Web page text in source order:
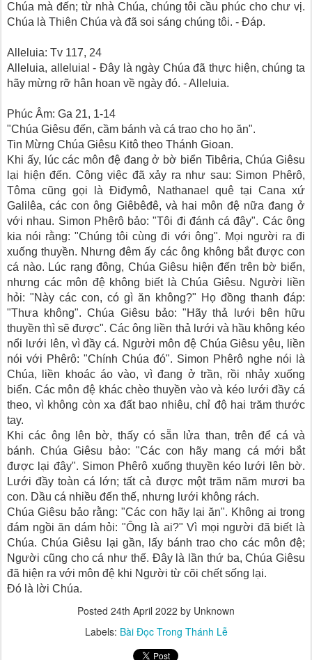
Chúa mà đến; từ nhà Chúa, chúng tôi cầu phúc cho chư vị.
Chúa là Thiên Chúa và đã soi sáng chúng tôi. - Ðáp.
Alleluia: Tv 117, 24
Alleluia, alleluia! - Ðây là ngày Chúa đã thực hiện, chúng ta
hãy mừng rỡ hân hoan về ngày đó. - Alleluia.
Phúc Âm: Ga 21, 1-14
"Chúa Giêsu đến, cầm bánh và cá trao cho họ ăn".
Tin Mừng Chúa Giêsu Kitô theo Thánh Gioan.
Khi ấy, lúc các môn đệ đang ở bờ biển Tibêria, Chúa Giêsu
lại hiện đến. Công việc đã xảy ra như sau: Simon Phêrô,
Tôma cũng gọi là Ðiđymô, Nathanael quê tại Cana xứ
Galilêa, các con ông Giêbêđê, và hai môn đệ nữa đang ở
với nhau. Simon Phêrô bảo: "Tôi đi đánh cá đây". Các ông
kia nói rằng: "Chúng tôi cùng đi với ông". Mọi người ra đi
xuống thuyền. Nhưng đêm ấy các ông không bắt được con
cá nào. Lúc rạng đông, Chúa Giêsu hiện đến trên bờ biển,
nhưng các môn đệ không biết là Chúa Giêsu. Người liền
hỏi: "Này các con, có gì ăn không?" Họ đồng thanh đáp:
"Thưa không". Chúa Giêsu bảo: "Hãy thả lưới bên hữu
thuyền thì sẽ được". Các ông liền thả lưới và hầu không kéo
nổi lưới lên, vì đầy cá. Người môn đệ Chúa Giêsu yêu, liền
nói với Phêrô: "Chính Chúa đó". Simon Phêrô nghe nói là
Chúa, liền khoác áo vào, vì đang ở trần, rồi nhảy xuống
biển. Các môn đệ khác chèo thuyền vào và kéo lưới đầy cá
theo, vì không còn xa đất bao nhiêu, chỉ độ hai trăm thước
tay.
Khi các ông lên bờ, thấy có sẵn lửa than, trên để cá và
bánh. Chúa Giêsu bảo: "Các con hãy mang cá mới bắt
được lại đây". Simon Phêrô xuống thuyền kéo lưới lên bờ.
Lưới đầy toàn cá lớn; tất cả được một trăm năm mươi ba
con. Dầu cá nhiều đến thế, nhưng lưới không rách.
Chúa Giêsu bảo rằng: "Các con hãy lại ăn". Không ai trong
đám ngồi ăn dám hỏi: "Ông là ai?" Vì mọi người đã biết là
Chúa. Chúa Giêsu lại gần, lấy bánh trao cho các môn đệ;
Người cũng cho cá như thế. Ðây là lần thứ ba, Chúa Giêsu
đã hiện ra với môn đệ khi Người từ cõi chết sống lại.
Ðó là lời Chúa.
Posted 24th April 2022 by Unknown
Labels: Bài Ðọc Trong Thánh Lễ